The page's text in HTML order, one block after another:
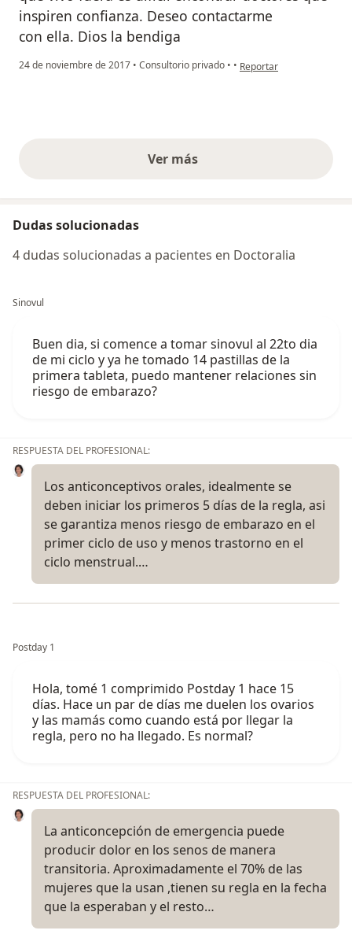
inspiren confianza. Deseo contactarme
con ella. Dios la bendiga
24 de noviembre de 2017 • Consultorio privado • • en opinión del usuario
Reportar
Ver másopiniones anteriores
Dudas solucionadas
4 dudas solucionadas a pacientes en Doctoralia
Sinovul
Buen dia, si comence a tomar sinovul al 22to dia
de mi ciclo y ya he tomado 14 pastillas de la
primera tableta, puedo mantener relaciones sin
riesgo de embarazo?
RESPUESTA DEL PROFESIONAL:
Los anticonceptivos orales, idealmente se
deben iniciar los primeros 5 días de la regla, asi
se garantiza menos riesgo de embarazo en el
primer ciclo de uso y menos trastorno en el
ciclo menstrual.…
Postday 1
Hola, tomé 1 comprimido Postday 1 hace 15
días. Hace un par de días me duelen los ovarios
y las mamás como cuando está por llegar la
regla, pero no ha llegado. Es normal?
RESPUESTA DEL PROFESIONAL:
La anticoncepción de emergencia puede
producir dolor en los senos de manera
transitoria. Aproximadamente el 70% de las
mujeres que la usan ,tienen su regla en la fecha
que la esperaban y el resto…